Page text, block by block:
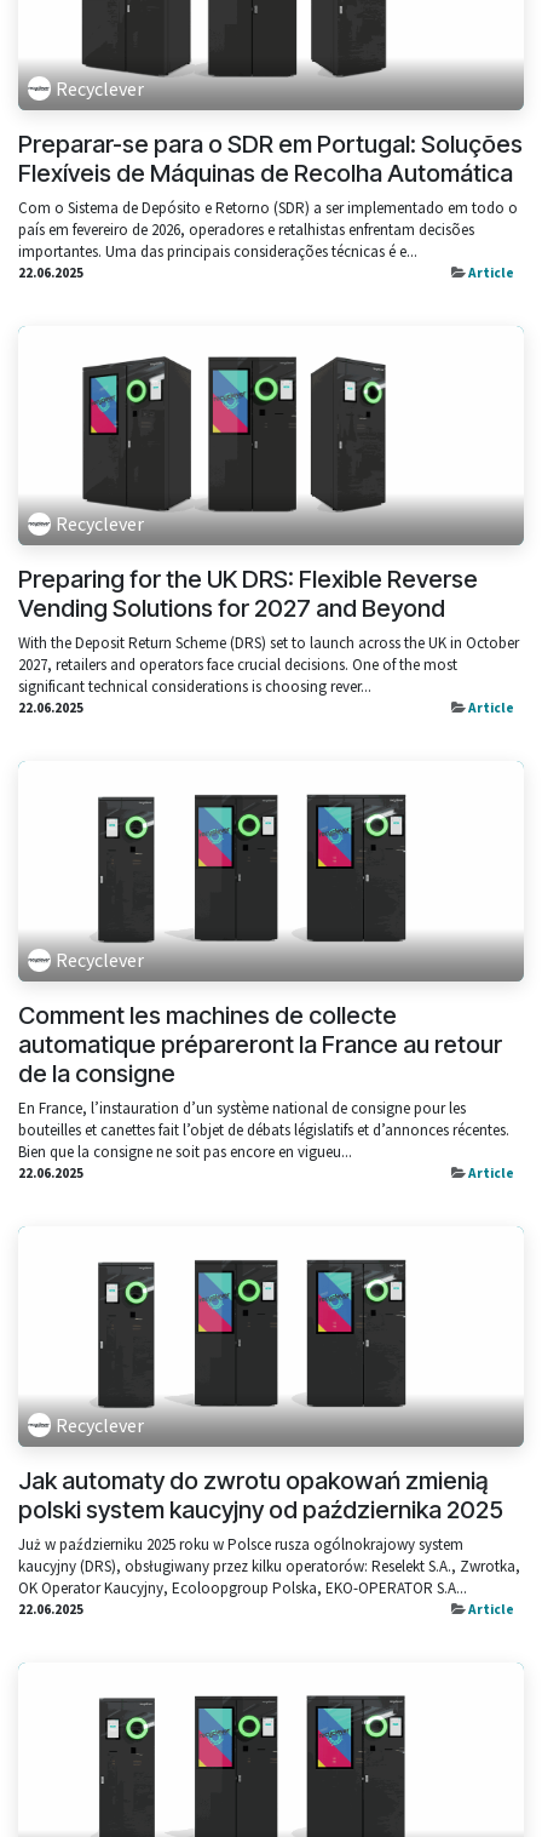
Recyclever
Preparar-se para o SDR em Portugal: Soluções
Flexíveis de Máquinas de Recolha Automática
Com o Sistema de Depósito e Retorno (SDR) a ser implementado em todo o
país em fevereiro de 2026, operadores e retalhistas enfrentam decisões
importantes. Uma das principais considerações técnicas é e...
22.06.2025 Article
Recyclever
Preparing for the UK DRS: Flexible Reverse
Vending Solutions for 2027 and Beyond
With the Deposit Return Scheme (DRS) set to launch across the UK in October
2027, retailers and operators face crucial decisions. One of the most
significant technical considerations is choosing rever...
22.06.2025 Article
Recyclever
Comment les machines de collecte
automatique prépareront la France au retour
de la consigne
En France, l’instauration d’un système national de consigne pour les
bouteilles et canettes fait l’objet de débats législatifs et d’annonces récentes.
Bien que la consigne ne soit pas encore en vigueu...
22.06.2025 Article
Recyclever
Jak automaty do zwrotu opakowań zmienią
polski system kaucyjny od października 2025
Już w październiku 2025 roku w Polsce rusza ogólnokrajowy system
kaucyjny (DRS), obsługiwany przez kilku operatorów: Reselekt S.A., Zwrotka,
OK Operator Kaucyjny, Ecoloopgroup Polska, EKO-OPERATOR S.A...
22.06.2025 Article